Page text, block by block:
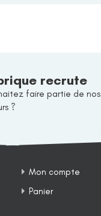
recrute
faire partie de nos
?
Mon compte
Panier